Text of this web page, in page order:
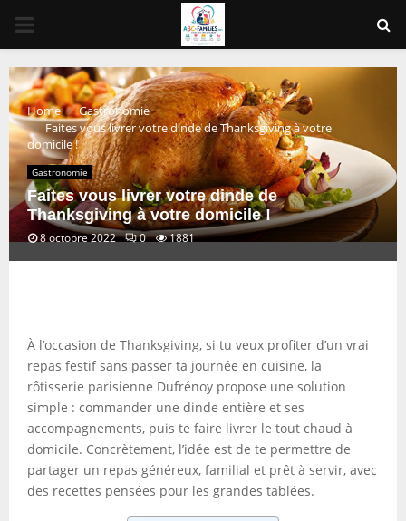
PRIMARY
MENU
Home
Gastronomie
Faites vous livrer votre dinde de Thanksgiving à votre
domicile !
Gastronomie
Faites vous livrer votre dinde de
Thanksgiving à votre domicile !
8 octobre 2022 0 1881
À l’occasion de Thanksgiving, si tu veux profiter d’un vrai
repas festif sans passer ta journée en cuisine, la
rôtisserie parisienne Dufrénoy propose une solution
simple : commander une dinde entière et ses
accompagnements, puis te faire livrer le tout chaud à
domicile. Concrètement, l’idée est de te permettre de
partager un repas généreux, familial et prêt à servir, avec
des recettes pensées pour les grandes tablées.